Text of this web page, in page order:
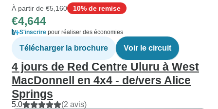
À partir de €5,160 10% de remise
€4,644
S'inscrire pour réaliser des économies
Télécharger la brochure Voir le circuit
4 jours de Red Centre Uluru à West
MacDonnell en 4x4 - de/vers Alice
Springs
5.0 (2 avis)